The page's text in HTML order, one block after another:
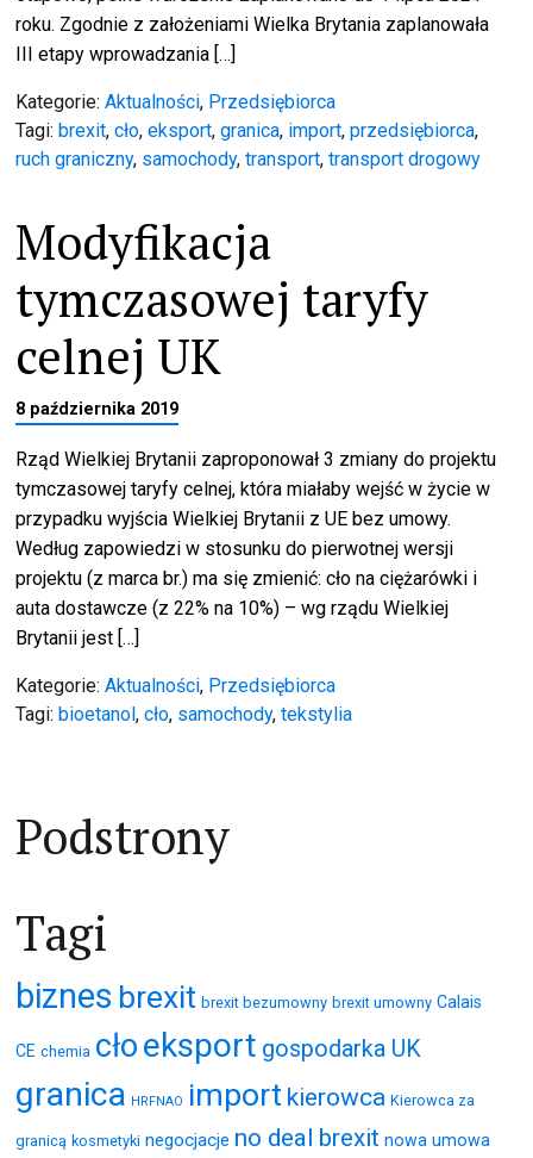
roku. Zgodnie z założeniami Wielka Brytania zaplanowała
III etapy wprowadzania […]
Kategorie:Aktualności, Przedsiębiorca
Tagi:brexit,cło,eksport,granica, import,przedsiębiorca,
ruch graniczny, samochody,transport,transport drogowy
Modyfikacja
tymczasowej taryfy
celnej UK
8 października 2019
Rząd Wielkiej Brytanii zaproponował 3 zmiany do projektu
tymczasowej taryfy celnej, która miałaby wejść w życie w
przypadku wyjścia Wielkiej Brytanii z UE bez umowy.
Według zapowiedzi w stosunku do pierwotnej wersji
projektu (z marca br.) ma się zmienić: cło na ciężarówki i
auta dostawcze (z 22% na 10%) – wg rządu Wielkiej
Brytanii jest […]
Kategorie:Aktualności, Przedsiębiorca
Tagi: bioetanol,cło, samochody,tekstylia
Podstrony
Tagi
biznes brexit brexit bezumowny brexit umowny Calais
CE chemia cłoeksport gospodarka UK
granica HRFNAO import kierowca Kierowca za
granicą kosmetyki negocjacje no deal brexit nowa umowa